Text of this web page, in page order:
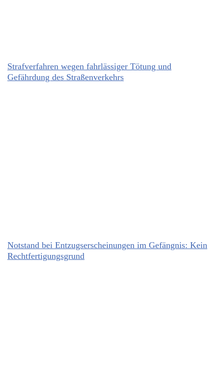
Strafverfahren wegen fahrlässiger Tötung und
Gefährdung des Straßenverkehrs
Notstand bei Entzugserscheinungen im Gefängnis: Kein
Rechtfertigungsgrund